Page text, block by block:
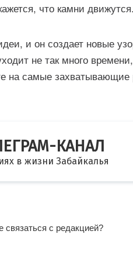
что камни движутся.
и он создает новые
не так много
на самые захватывающие
КАНАЛ
в жизни Забайкалья
связаться с редакцией?